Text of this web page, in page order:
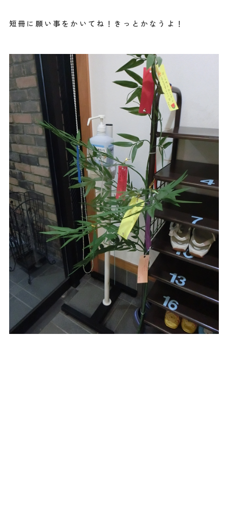
短冊に願い事をかいてね！きっとかなうよ！